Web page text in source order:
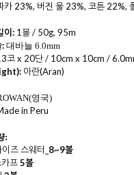
카 23%, 버진 울 23%, 코튼 22%,
이: 1볼 / 50g, 95m
: 대바늘 6.0mm
코x 20단 / 10cm x 10cm /
아란(Aran)
영국)
in Peru
:
즈 스웨터_ 8~9볼
프5볼